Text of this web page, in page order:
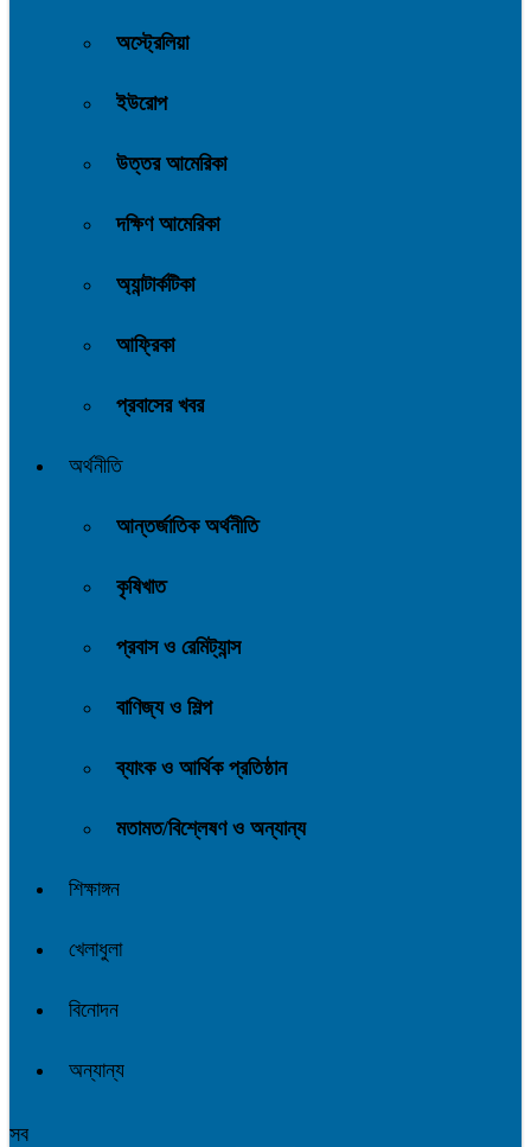
অস্ট্রেলিয়া
ইউরোপ
উত্তর আমেরিকা
দক্ষিণ আমেরিকা
অ্যান্টার্কটিকা
আফ্রিকা
প্রবাসের খবর
অর্থনীতি
আন্তর্জাতিক অর্থনীতি
কৃষিখাত
প্রবাস ও রেমিট্যান্স
বাণিজ্য ও শিল্প
ব্যাংক ও আর্থিক প্রতিষ্ঠান
মতামত/বিশ্লেষণ ও অন্যান্য
শিক্ষাঙ্গন
খেলাধুলা
বিনোদন
অন্যান্য
সব